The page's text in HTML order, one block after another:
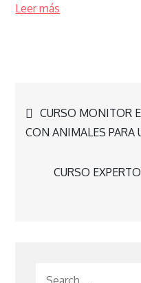
Leer más
de
entradas
CURSO MONITOR
CON ANIMALES PARA
CURSO